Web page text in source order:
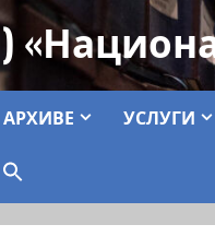
УСЛУГИ